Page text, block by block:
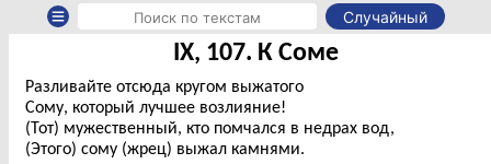
Случайный
IX, 107. К Соме
Разливайте отсюда кругом выжатого
Сому, который лучшее возлияние!
(Тот) мужественный, кто помчался в недрах вод,
(Этого) сому (жрец) выжал камнями.